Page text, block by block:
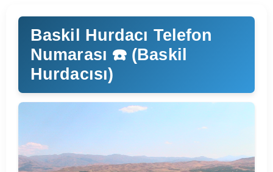
Baskil Hurdacı Telefon
Numarası ☎️ (Baskil
Hurdacısı)